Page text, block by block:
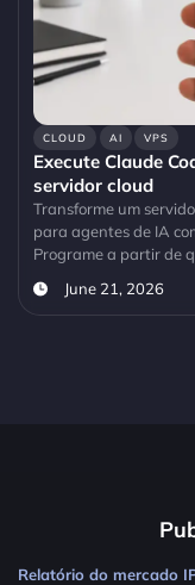
CLOUD AI VPS
Execute Claude
servidor cloud
Transforme um
para agentes de IA
Programe a partir de
June 21, 2026
Relatório do mercado